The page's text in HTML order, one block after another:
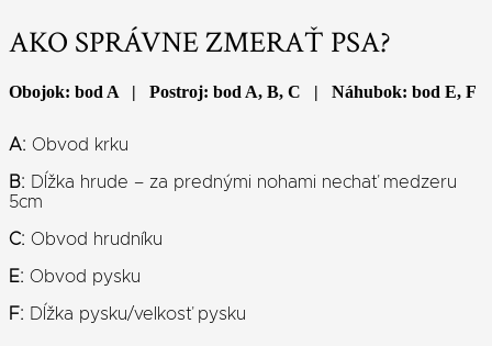
AKO SPRÁVNE ZMERAŤ PSA?
Obojok: bod A | Postroj: bod A, B, C | Náhubok: bod E, F
A: Obvod krku
B: Dĺžka hrude – za prednými nohami nechať medzeru
5cm
C: Obvod hrudníku
E: Obvod pysku
F: Dĺžka pysku/velkosť pysku